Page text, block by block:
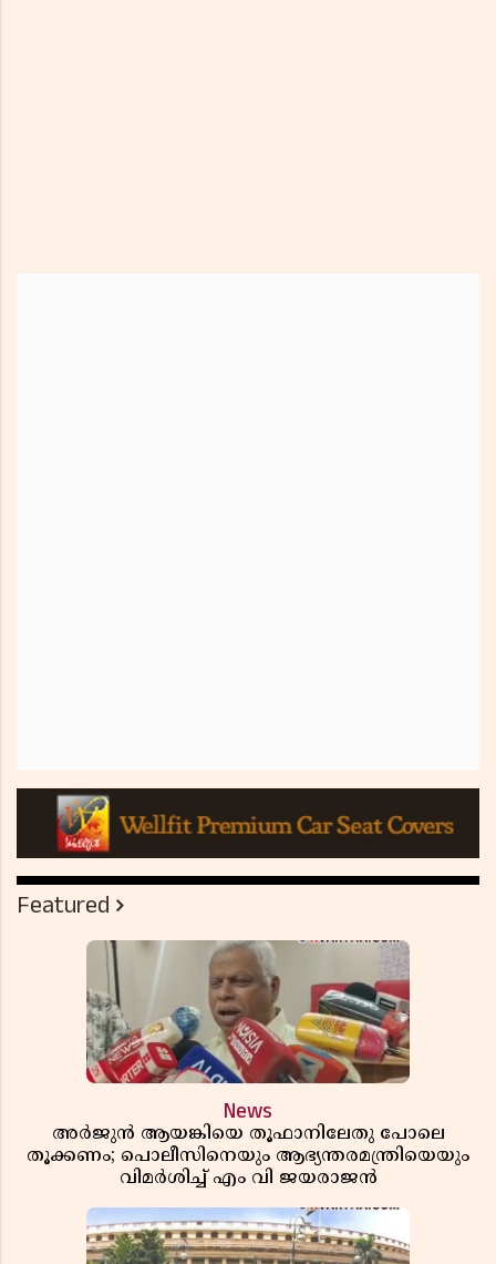
Featured
News
അർജുൻ ആയങ്കിയെ തൂഫാനിലേതു പോലെ
തൂക്കണം; പൊലീസിനെയും ആഭ്യന്തരമന്ത്രിയെയും
വിമർശിച്ച് എം വി ജയരാജൻ